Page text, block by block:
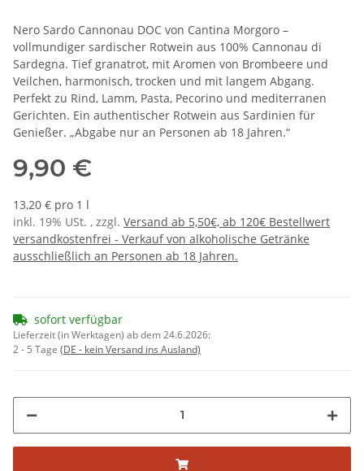
Nero Sardo Cannonau DOC von Cantina Morgoro –
vollmundiger sardischer Rotwein aus 100% Cannonau di
Sardegna. Tief granatrot, mit Aromen von Brombeere und
Veilchen, harmonisch, trocken und mit langem Abgang.
Perfekt zu Rind, Lamm, Pasta, Pecorino und mediterranen
Gerichten. Ein authentischer Rotwein aus Sardinien für
Genießer. „Abgabe nur an Personen ab 18 Jahren.“
9,90 €
13,20 € pro 1 l
inkl. 19% USt. , zzgl. Versand ab 5,50€, ab 120€ Bestellwert
versandkostenfrei - Verkauf von alkoholische Getränke
ausschließlich an Personen ab 18 Jahren.
sofort verfügbar
Lieferzeit (in Werktagen) ab dem 24.6.2026:
2 - 5 Tage (DE - kein Versand ins Ausland)